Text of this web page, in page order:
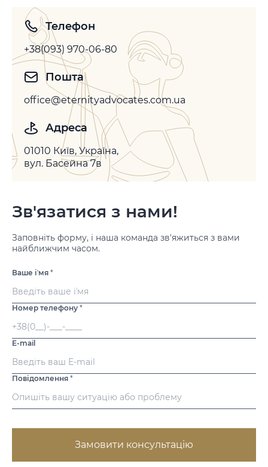
спору по суті, однак допускає…
Телефон
+38(093) 970-06-80
Пошта
office@eternityadvocates.com.ua
Адреса
01010 Київ, Україна,
вул. Басейна 7в
Зв'язатися з нами!
Заповніть форму, і наша команда зв'яжиться з вами
найближчим часом.
Ваше іʼмя *
Номер телефону *
E-mail
Повідомлення *
Замовити консультацію